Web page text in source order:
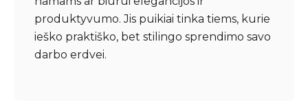
produktyvumo. Jis puikiai tinka tiems, kurie
ieško praktiško, bet stilingo sprendimo savo
darbo erdvei.